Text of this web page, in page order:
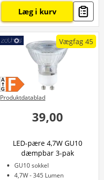
Læg i kurv
Vægfag 45
39,00
LED-pære 4,7W GU10
dæmpbar 3-pak
GU10 sokkel
4,7W - 345 Lumen
Produktdatablad